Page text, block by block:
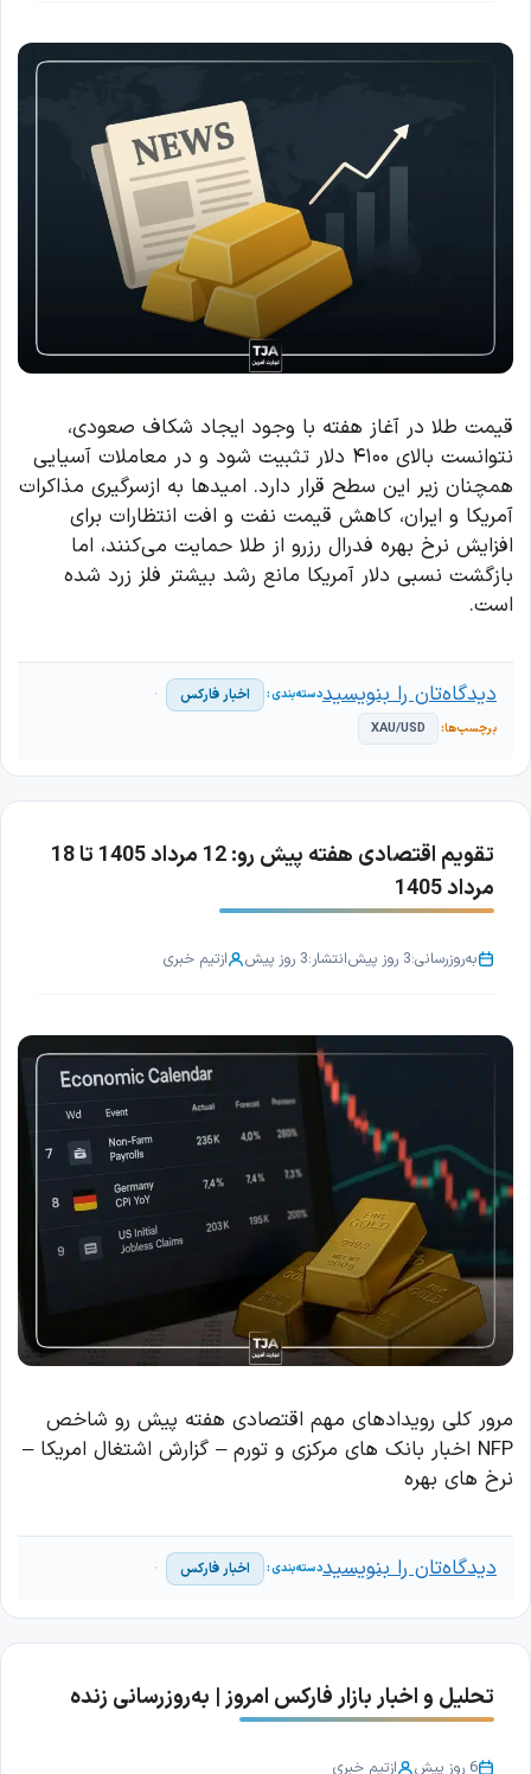
قیمت طلا در آغاز هفته با وجود ایجاد شکاف صعودی،
نتوانست بالای ۴۱۰۰ دلار تثبیت شود و در معاملات آسیایی
همچنان زیر این سطح قرار دارد. امیدها به ازسرگیری مذاکرات
آمریکا و ایران، کاهش قیمت نفت و افت انتظارات برای
افزایش نرخ بهره فدرال رزرو از طلا حمایت می‌کنند، اما
بازگشت نسبی دلار آمریکا مانع رشد بیشتر فلز زرد شده
است.
اخبار فارکس
XAU/USD
دیدگاه‌تان را بنویسید
تقویم اقتصادی هفته پیش رو: 12 مرداد 1405 تا 18
مرداد 1405
به‌روزرسانی:3 روز پیش انتشار:3 روز پیش ازتیم خبری
مرور کلی رویدادهای مهم اقتصادی هفته پیش رو شاخص
NFP اخبار بانک های مرکزی و تورم – گزارش اشتغال امریکا –
نرخ های بهره
اخبار فارکس دیدگاه‌تان را بنویسید
تحلیل و اخبار بازار فارکس امروز | به‌روزرسانی زنده
6 روز پیش ازتیم خبری